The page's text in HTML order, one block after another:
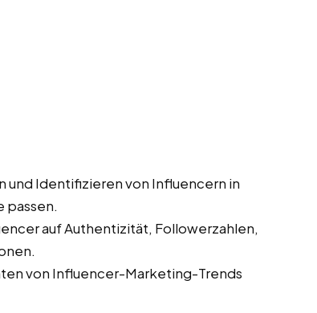
und Identifizieren von Influencern in
passen.
auf Authentizität, Followerzahlen,
von Influencer-Marketing-Trends